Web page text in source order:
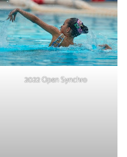
2022 Open Synchro